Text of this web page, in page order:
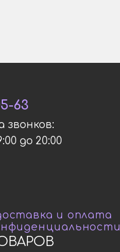
и оплата
63
звонков:
до 20:00